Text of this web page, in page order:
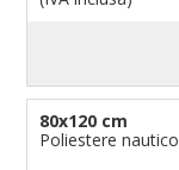
80x120 cm
Poliestere nautico